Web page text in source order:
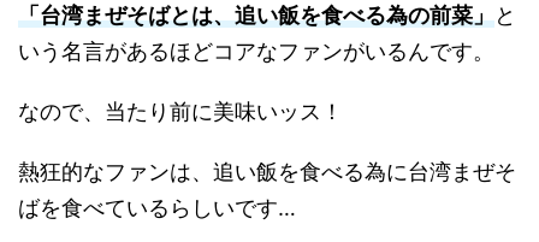
「台湾まぜそばとは、追い飯を食べる為の前菜」と
いう名言があるほどコアなファンがいるんです。
なので、当たり前に美味いッス！
熱狂的なファンは、追い飯を食べる為に台湾まぜそ
ばを食べているらしいです…